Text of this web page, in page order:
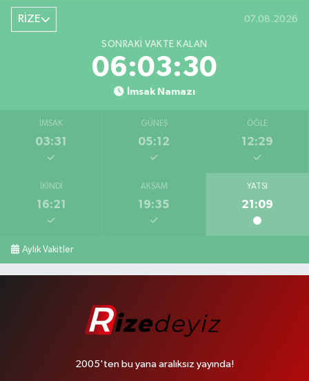
RİZE 07.08.2026
SONRAKI VAKTE KALAN
06:03:29
İmsak Namazı
İMSAK
03:31
GÜNEŞ
05:12
ÖĞLE
12:29
İKINDI
16:21
AKŞAM
19:35
YATSI
21:09
Aylık Vakitler
2005'ten bu yana aralıksız yayında!